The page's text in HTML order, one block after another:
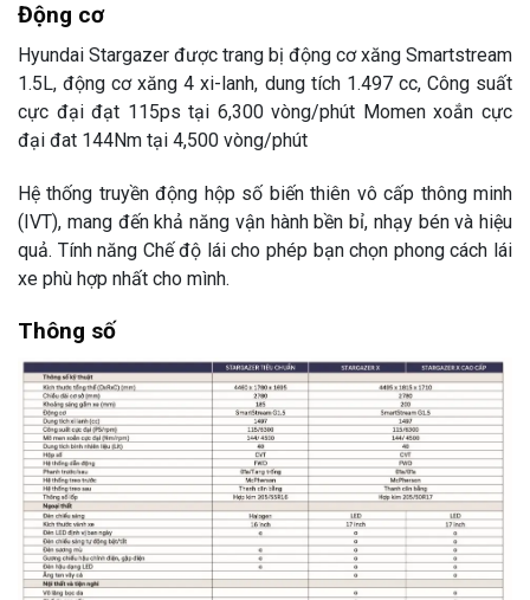
Động cơ
Hyundai Stargazer được trang bị động cơ xăng Smartstream
1.5L, động cơ xăng 4 xi-lanh, dung tích 1.497 cc, Công suất
cực đại đạt 115ps tại 6,300 vòng/phút Momen xoắn cực
đại đat 144Nm tại 4,500 vòng/phút
Hệ thống truyền động hộp số biến thiên vô cấp thông minh
(IVT), mang đến khả năng vận hành bền bỉ, nhạy bén và hiệu
quả. Tính năng Chế độ lái cho phép bạn chọn phong cách lái
xe phù hợp nhất cho mình.
Thông số